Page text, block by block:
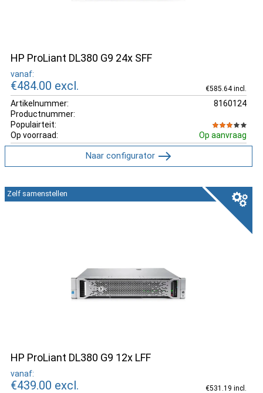
HP ProLiant DL380 G9 24x SFF
vanaf:
€484.00 excl. €585.64 incl.
Artikelnummer:
8160124
Productnummer:
Populairteit:
Op voorraad:
Op aanvraag
Naar configurator
HP ProLiant DL380 G9 12x LFF
vanaf:
€439.00 excl. €531.19 incl.
Zelf samenstellen